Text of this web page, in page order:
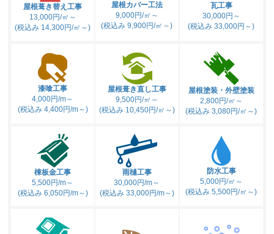
屋根葺き替え工事
13,000円/㎡～
(税込み 14,300円/㎡～)
屋根カバー工法
9,000円/㎡～
(税込み 9,900円/㎡～)
瓦工事
30,000円～
(税込み 33,000円～)
漆喰工事
4,000円/m～
(税込み 4,400円/m～)
屋根葺き直し工事
9,500円/㎡～
(税込み 10,450円/㎡～)
屋根塗装・外壁塗装
2,800円/㎡～
(税込み 3,080円/㎡～)
棟板金工事
5,500円/m～
(税込み 6,050円/m～)
雨樋工事
30,000円/m～
(税込み 33,000円/m～)
防水工事
5,000円/㎡～
(税込み 5,500円/㎡～)